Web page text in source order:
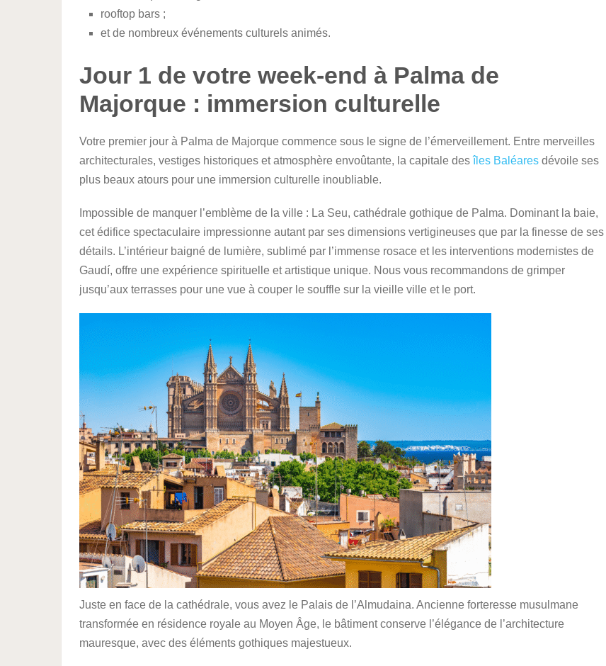
rooftop bars ;
et de nombreux événements culturels animés.
Jour 1 de votre week-end à Palma de
Majorque : immersion culturelle
Votre premier jour à Palma de Majorque commence sous le signe de l’émerveillement. Entre merveilles
architecturales, vestiges historiques et atmosphère envoûtante, la capitale desîles Baléares dévoile ses
plus beaux atours pour une immersion culturelle inoubliable.
Impossible de manquer l’emblème de la ville : La Seu, cathédrale gothique de Palma. Dominant la baie,
cet édifice spectaculaire impressionne autant par ses dimensions vertigineuses que par la finesse de ses
détails. L’intérieur baigné de lumière, sublimé par l’immense rosace et les interventions modernistes de
Gaudí, offre une expérience spirituelle et artistique unique. Nous vous recommandons de grimper
jusqu’aux terrasses pour une vue à couper le souffle sur la vieille ville et le port.
Juste en face de la cathédrale, vous avez le Palais de l’Almudaina. Ancienne forteresse musulmane
transformée en résidence royale au Moyen Âge, le bâtiment conserve l’élégance de l’architecture
mauresque, avec des éléments gothiques majestueux.